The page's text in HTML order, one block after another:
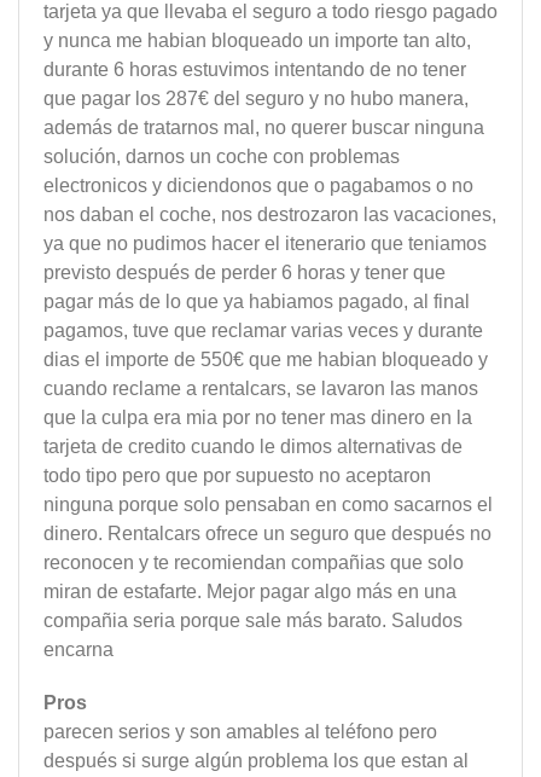
tarjeta ya que llevaba el seguro a todo riesgo pagado
y nunca me habian bloqueado un importe tan alto,
durante 6 horas estuvimos intentando de no tener
que pagar los 287€ del seguro y no hubo manera,
además de tratarnos mal, no querer buscar ninguna
solución, darnos un coche con problemas
electronicos y diciendonos que o pagabamos o no
nos daban el coche, nos destrozaron las vacaciones,
ya que no pudimos hacer el itenerario que teniamos
previsto después de perder 6 horas y tener que
pagar más de lo que ya habiamos pagado, al final
pagamos, tuve que reclamar varias veces y durante
dias el importe de 550€ que me habian bloqueado y
cuando reclame a rentalcars, se lavaron las manos
que la culpa era mia por no tener mas dinero en la
tarjeta de credito cuando le dimos alternativas de
todo tipo pero que por supuesto no aceptaron
ninguna porque solo pensaban en como sacarnos el
dinero. Rentalcars ofrece un seguro que después no
reconocen y te recomiendan compañias que solo
miran de estafarte. Mejor pagar algo más en una
compañia seria porque sale más barato. Saludos
encarna
Pros
parecen serios y son amables al teléfono pero
después si surge algún problema los que estan al